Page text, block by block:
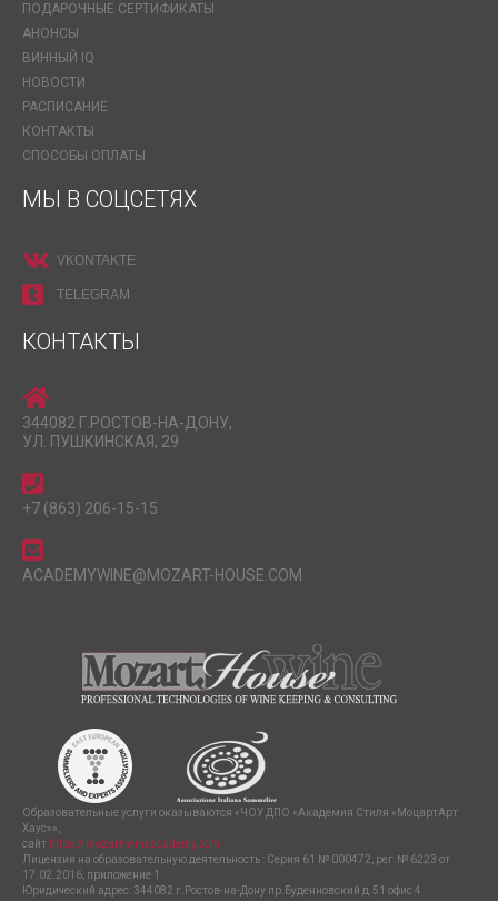
ПОДАРОЧНЫЕ СЕРТИФИКАТЫ
АНОНСЫ
ВИННЫЙ IQ
НОВОСТИ
РАСПИСАНИЕ
КОНТАКТЫ
СПОСОБЫ ОПЛАТЫ
МЫ В СОЦСЕТЯХ
VKONTAKTE
TELEGRAM
КОНТАКТЫ
344082 Г.РОСТОВ-НА-ДОНУ,
УЛ. ПУШКИНСКАЯ, 29
+7 (863) 206-15-15
ACADEMYWINE@MOZART-HOUSE.COM
Образовательные услуги оказываются «ЧОУ ДПО «Академия Стиля «МоцартАрт
Хаус»»,
сайт https://mozart-wineacademy.com
Лицензия на образовательную деятельность : Серия 61 № 000472, рег.№ 6223 от
17.02.2016, приложение 1
Юридический адрес: 344082 г.Ростов-на-Дону пр.Буденновский д.51 офис 4